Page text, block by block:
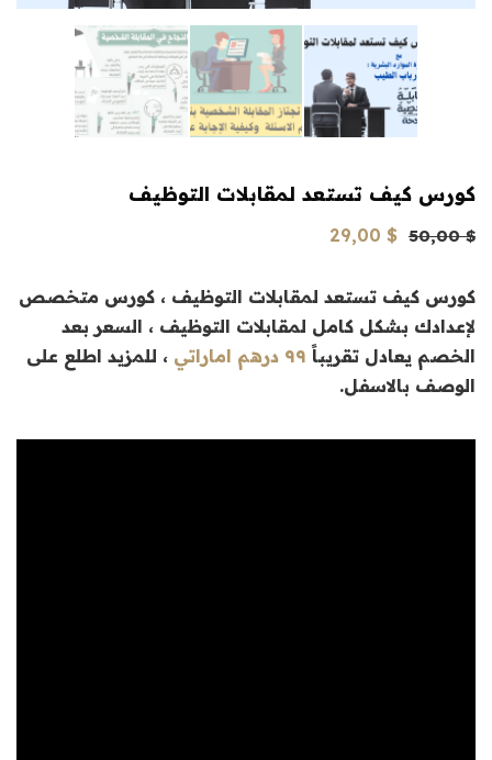
كورس كيف تستعد لمقابلات التوظيف
50,00$
السعر
هو:
50,00 $.
29,00 $
هو:
29,00 $.
كورس كيف تستعد لمقابلات التوظيف ، كورس متخصص
لإعدادك بشكل كامل لمقابلات التوظيف ، السعر بعد
الخصم يعادل تقريباً ٩٩ درهم اماراتي
، للمزيد اطلع على
الوصف بالاسفل.